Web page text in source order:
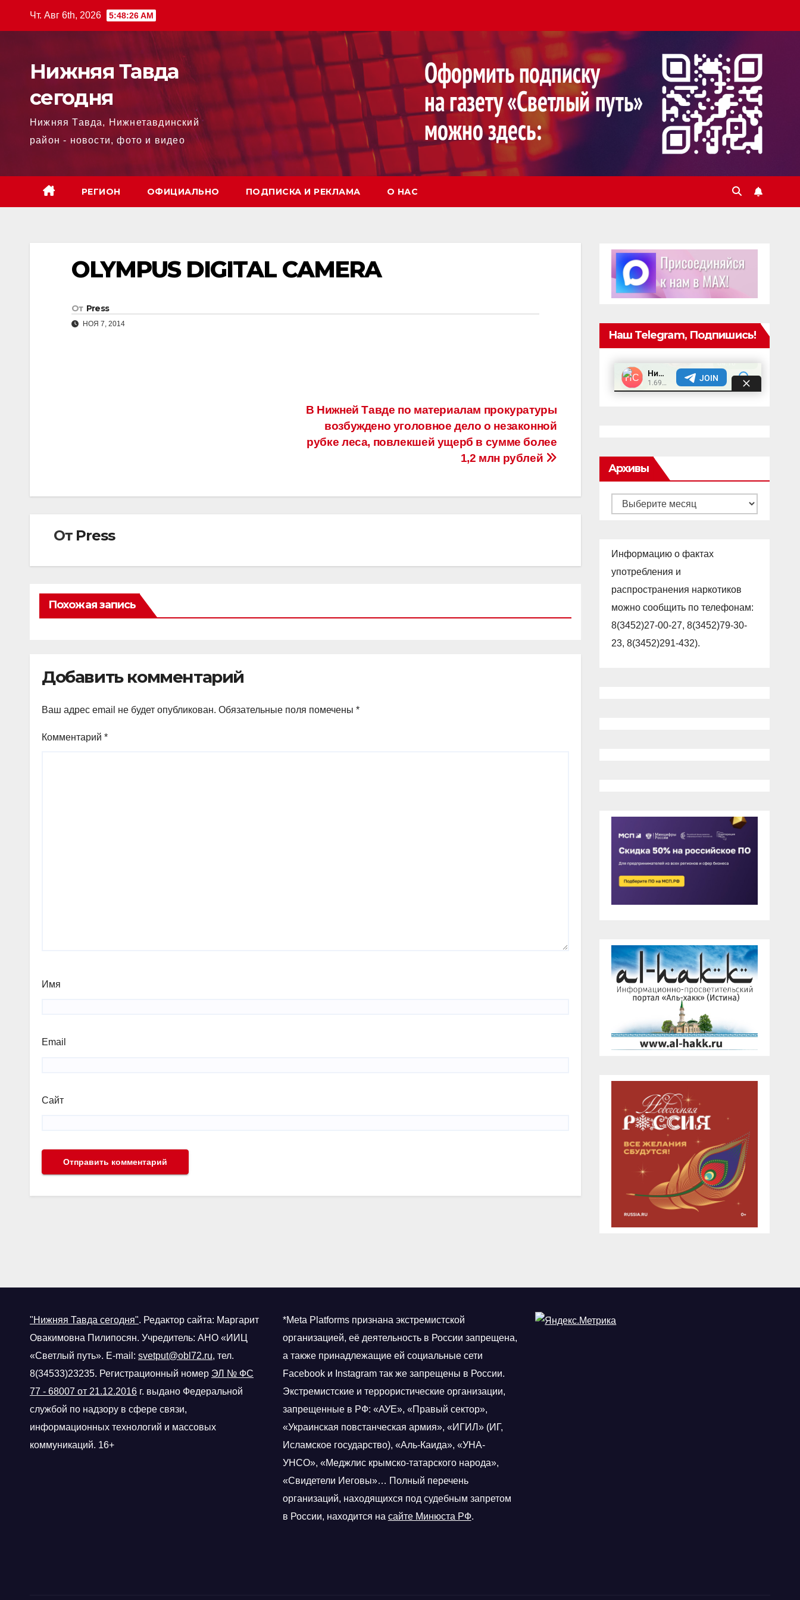
Чт. Авг 6th, 2026 5:48:27 AM
Нижняя Тавда
сегодня
Нижняя Тавда, Нижнетавдинский
район - новости, фото и видео
РЕГИОН ОФИЦИАЛЬНО ПОДПИСКА И РЕКЛАМА О НАС
OLYMPUS DIGITAL CAMERA
От Press
НОЯ 7, 2014
В Нижней Тавде по материалам прокуратуры
возбуждено уголовное дело о незаконной
рубке леса, повлекшей ущерб в сумме более
1,2 млн рублей
От Press
Похожая запись
Добавить комментарий
Ваш адрес email не будет опубликован. Обязательные поля помечены *
Комментарий *
Имя
Email
Сайт
Наш Telegram, Подпишись!
Архивы
Архивы
Информацию о фактах
употребления и
распространения наркотиков
можно сообщить по телефонам:
8(3452)27-00-27, 8(3452)79-30-
23, 8(3452)291-432).
"Нижняя Тавда сегодня". Редактор сайта: Маргарит
Овакимовна Пилипосян. Учредитель: АНО «ИИЦ
«Светлый путь». E-mail: svetput@obl72.ru, тел.
8(34533)23235. Регистрационный номер ЭЛ № ФС
77 - 68007 от 21.12.2016 г. выдано Федеральной
службой по надзору в сфере связи,
информационных технологий и массовых
коммуникаций. 16+
*Meta Platforms признана экстремистской
организацией, её деятельность в России запрещена,
а также принадлежащие ей социальные сети
Facebook и Instagram так же запрещены в России.
Экстремистские и террористические организации,
запрещенные в РФ: «АУЕ», «Правый сектор»,
«Украинская повстанческая армия», «ИГИЛ» (ИГ,
Исламское государство), «Аль-Каида», «УНА-
УНСО», «Меджлис крымско-татарского народа»,
«Свидетели Иеговы»… Полный перечень
организаций, находящихся под судебным запретом
в России, находится на сайте Минюста РФ.